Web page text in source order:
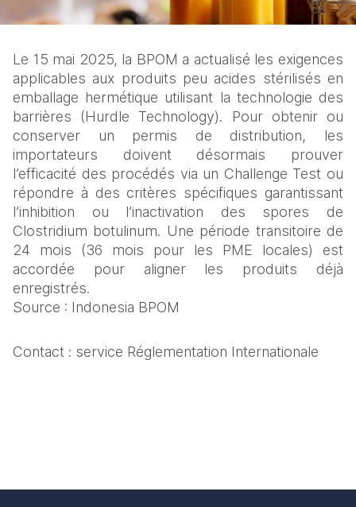
Le 15 mai 2025, la BPOM a actualisé les exigences
applicables aux produits peu acides stérilisés en
emballage hermétique utilisant la technologie des
barrières (Hurdle Technology). Pour obtenir ou
conserver un permis de distribution, les
importateurs doivent désormais prouver
l’efficacité des procédés via un Challenge Test ou
répondre à des critères spécifiques garantissant
l’inhibition ou l’inactivation des spores de
Clostridium botulinum. Une période transitoire de
24 mois (36 mois pour les PME locales) est
accordée pour aligner les produits déjà
enregistrés.
Source : Indonesia BPOM
Contact : service Réglementation Internationale